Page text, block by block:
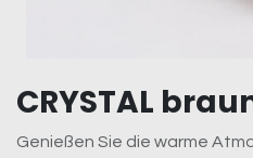
CRYSTAL
Genießen Sie die warme